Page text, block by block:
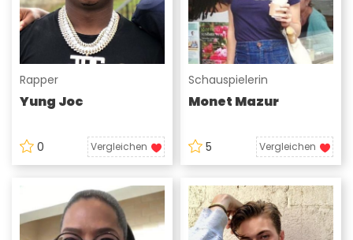
Rapper
Yung Joc
0 Vergleichen
Schauspielerin
Monet Mazur
5 Vergleichen